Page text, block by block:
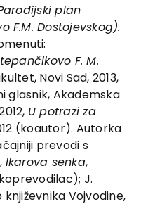
plan
F.M. Dostojevskog).
F. M.
Novi Sad, 2013,
glasnik, Akademska
U potrazi za
(koautor). Autorka
prevodi s
Ikarova senka,
J.
književnika Vojvodine,